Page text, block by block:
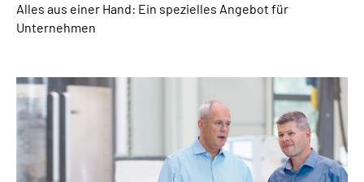
Karriere
Online-Services
Inhalte in Gebärdensprache (DGS)
Alles aus einer Hand: Ein spezielles Angebot für
Unternehmen